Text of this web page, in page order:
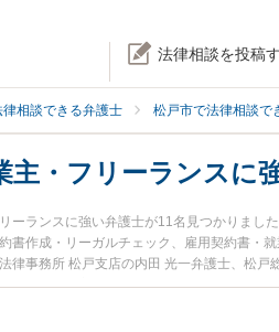
法律相談を投稿
相談できる弁護士 松戸市で法律相談で
主・フリーランスに
ーランスに強い弁護士が11名見つかりまし
書作成・リーガルチェック、雇用契約書・
律事務所 松戸支店の内田 光一弁護士、松
た個人事業主・フリーランスのトラブルを
個人事業主・フリーランスを法律相談でき